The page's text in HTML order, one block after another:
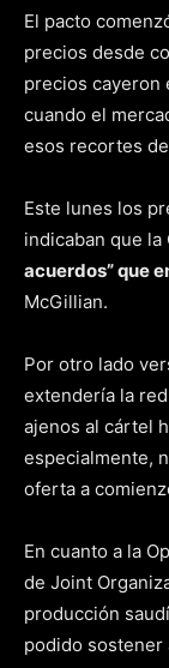
El pacto
precios desde
precios cayeron
cuando el
esos recortes
Este lunes los
indicaban que la
acuerdos” que
McGillian.
Por otro lado
extendería la
ajenos al cártel
especialmente,
oferta a
En cuanto a la
de Joint
producción
podido sostener